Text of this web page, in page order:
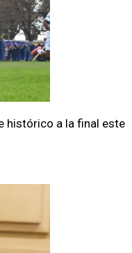
histórico a la final este